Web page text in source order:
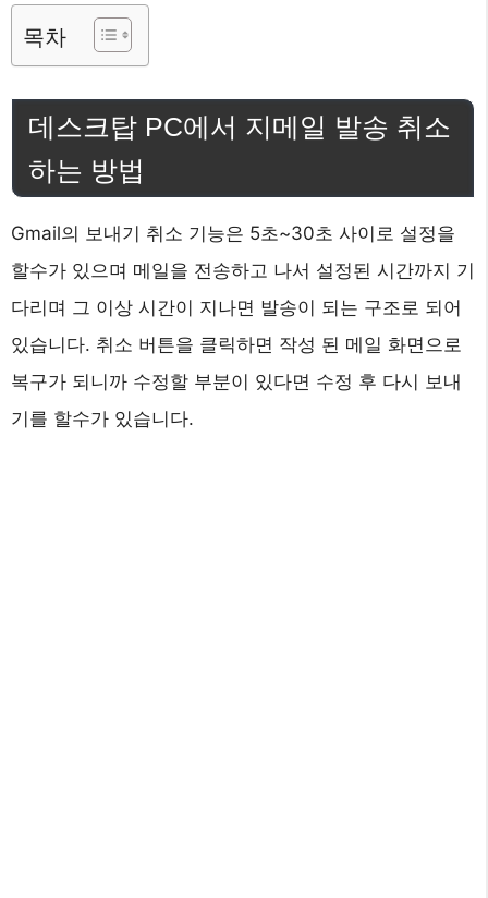
목차
데스크탑 PC에서 지메일 발송 취소
하는 방법
Gmail의 보내기 취소 기능은 5초~30초 사이로 설정을
할수가 있으며 메일을 전송하고 나서 설정된 시간까지 기
다리며 그 이상 시간이 지나면 발송이 되는 구조로 되어
있습니다. 취소 버튼을 클릭하면 작성 된 메일 화면으로
복구가 되니까 수정할 부분이 있다면 수정 후 다시 보내
기를 할수가 있습니다.